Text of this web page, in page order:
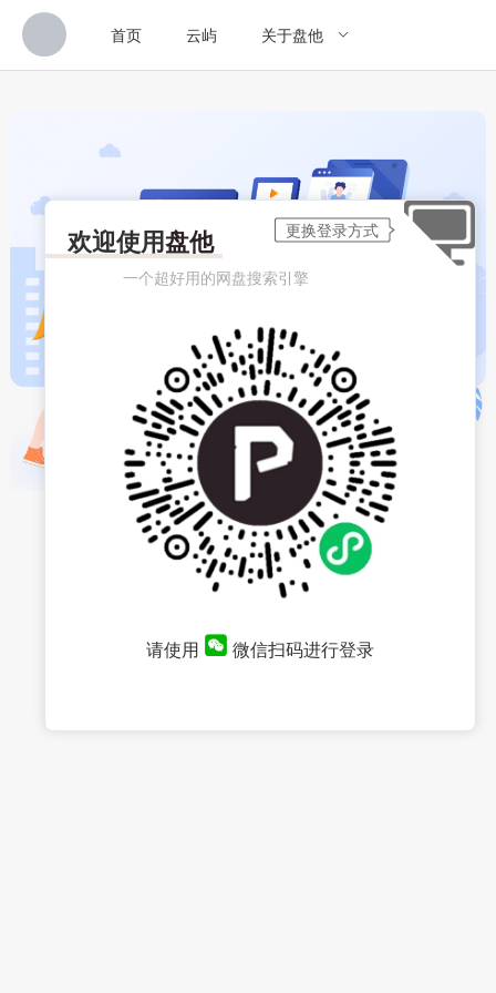
首页 云屿 关于盘他
欢迎使用盘他
一个超好用的网盘搜索引擎
请使用 微信扫码进行登录